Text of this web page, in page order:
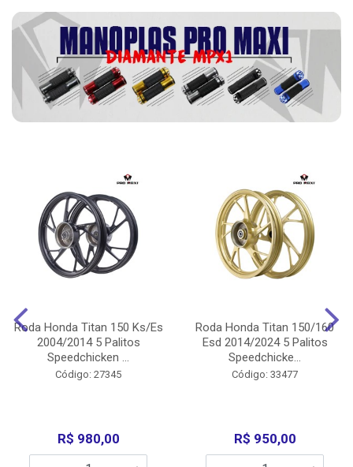
Roda Honda Titan 150 Ks/Es
2004/2014 5 Palitos
Speedchicken ...
Código: 27345
R$ 980,00
Roda Honda Titan 150/160
Esd 2014/2024 5 Palitos
Speedchicke...
Código: 33477
R$ 950,00